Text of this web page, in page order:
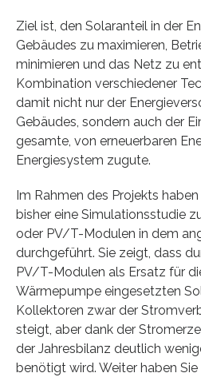
Ziel ist, den Solaranteil in der
Gebäudes zu maximieren,
minimieren und das Netz zu
Kombination verschiedener
damit nicht nur der
Gebäudes, sondern auch der
gesamte, von erneuerbaren
Energiesystem zugute.
Im Rahmen des Projekts
bisher eine Simulationsstudie
oder PV/T-Modulen in dem
durchgeführt. Sie zeigt, dass
PV/T-Modulen als Ersatz für
Wärmepumpe eingesetzten
Kollektoren zwar der
steigt, aber dank der
der Jahresbilanz deutlich
benötigt wird. Weiter haben